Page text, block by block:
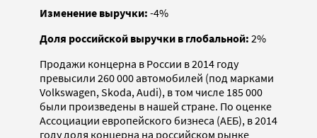
Изменение выручки: -4%
Доля российской выручки в глобальной: 2%
Продажи концерна в России в 2014 году
превысили 260 000 автомобилей (под марками
Volkswagen, Skoda, Audi), в том числе 185 000
были произведены в нашей стране. По оценке
Ассоциации европейского бизнеса (АЕБ), в 2014
году доля концерна на российском рынке